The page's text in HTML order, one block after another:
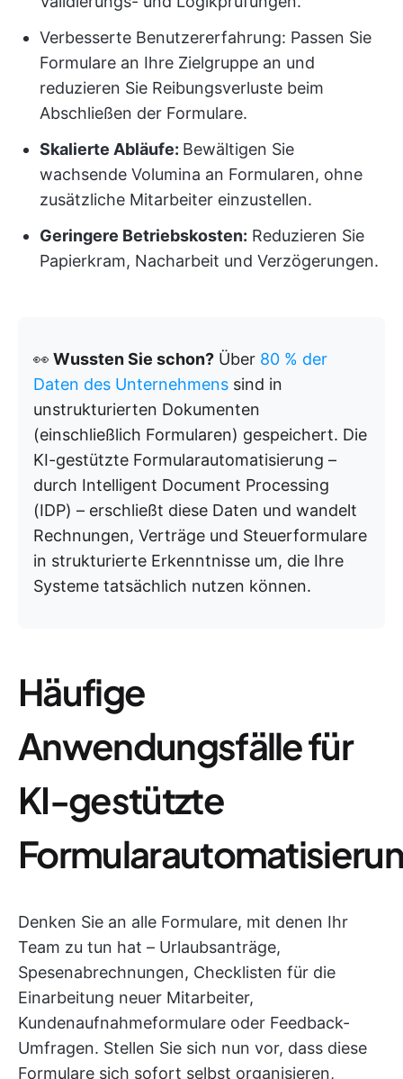
Verbesserte Benutzererfahrung: Passen Sie
Formulare an Ihre Zielgruppe an und
reduzieren Sie Reibungsverluste beim
Abschließen der Formulare.
Skalierte Abläufe: Bewältigen Sie
wachsende Volumina an Formularen, ohne
zusätzliche Mitarbeiter einzustellen.
Geringere Betriebskosten: Reduzieren Sie
Papierkram, Nacharbeit und Verzögerungen.
👀 Wussten Sie schon? Über 80 % der
Daten des Unternehmens sind in
unstrukturierten Dokumenten
(einschließlich Formularen) gespeichert. Die
KI-gestützte Formularautomatisierung –
durch Intelligent Document Processing
(IDP) – erschließt diese Daten und wandelt
Rechnungen, Verträge und Steuerformulare
in strukturierte Erkenntnisse um, die Ihre
Systeme tatsächlich nutzen können.
Häufige
Anwendungsfälle für
KI-gestützte
Denken Sie an alle Formulare, mit denen Ihr
Team zu tun hat – Urlaubsanträge,
Spesenabrechnungen, Checklisten für die
Einarbeitung neuer Mitarbeiter,
Kundenaufnahmeformulare oder Feedback-
Umfragen. Stellen Sie sich nun vor, dass diese
Formulare sich sofort selbst organisieren,